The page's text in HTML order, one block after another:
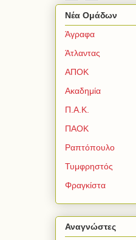
Νέα Ομάδων
Άγραφα
Άτλαντας
ΑΠΟΚ
Ακαδημία
Π.Α.Κ.
ΠΑΟΚ
Ραπτόπουλο
Τυμφρηστός
Φραγκίστα
Αναγνώστες